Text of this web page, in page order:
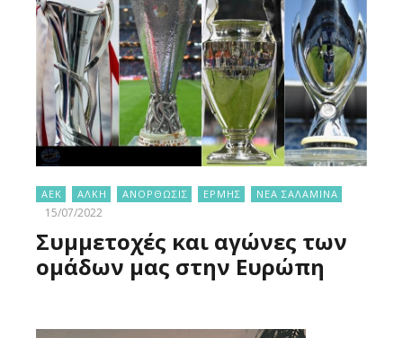
ΑΕΚ ΑΛΚΗ ΑΝΟΡΘΩΣΙΣ ΕΡΜΗΣ ΝΕΑ ΣΑΛΑΜΙΝΑ
15/07/2022
Συμμετοχές και αγώνες των
ομάδων μας στην Ευρώπη